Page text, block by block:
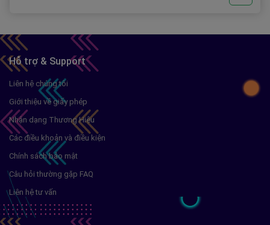
Hỗ trợ & Support
Liên hệ chúng tôi
Giới thiệu về giấy phép
Nhận dạng Thương Hiệu
Các điều khoản và điều kiện
Chính sách bảo mật
Câu hỏi thường gặp FAQ
Liên hệ tư vấn